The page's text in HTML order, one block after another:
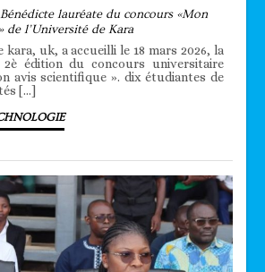
lauréate du concours «Mon
de l’Université de Kara
kara, uk, a accueilli le 18 mars 2026, la
édition du concours universitaire
avis scientifique ». dix étudiantes de
[…]